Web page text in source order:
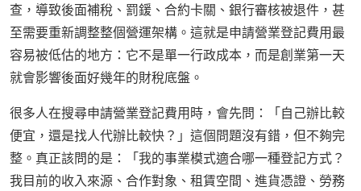
查，導致後面補稅、罰鍰、合約卡關、銀行審核被退件，甚
至需要重新調整整個營運架構。這就是申請營業登記費用最
容易被低估的地方：它不是單一行政成本，而是創業第一天
就會影響後面好幾年的財稅底盤。
很多人在搜尋申請營業登記費用時，會先問：「自己辦比較
便宜，還是找人代辦比較快？」這個問題沒有錯，但不夠完
整。真正該問的是：「我的事業模式適合哪一種登記方式？
我目前的收入來源、合作對象、租賃空間、進貨憑證、勞務